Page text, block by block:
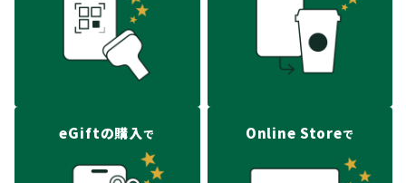
eGiftの購入で Online Storeで